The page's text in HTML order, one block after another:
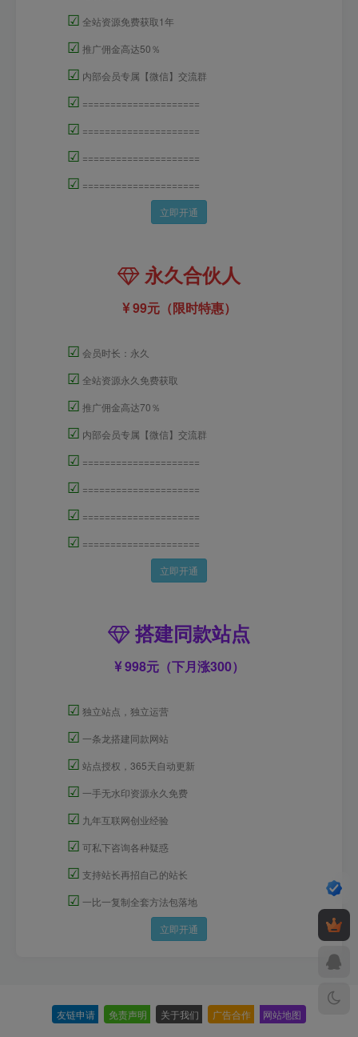
☑ 全站资源免费获取1年
☑ 推广佣金高达50％
☑ 内部会员专属【微信】交流群
☑ =====================
☑ =====================
☑ =====================
☑ =====================
立即开通
永久合伙人
99元（限时特惠）
☑ 会员时长：永久
☑ 全站资源永久免费获取
☑ 推广佣金高达70％
☑ 内部会员专属【微信】交流群
☑ =====================
☑ =====================
☑ =====================
☑ =====================
立即开通
搭建同款站点
998元（下月涨300）
☑ 独立站点，独立运营
☑ 一条龙搭建同款网站
☑ 站点授权，365天自动更新
☑ 一手无水印资源永久免费
☑ 九年互联网创业经验
☑ 可私下咨询各种疑惑
☑ 支持站长再招自己的站长
☑ 一比一复制全套方法包落地
立即开通
友链申请 免责声明 关于我们 广告合作 网站地图